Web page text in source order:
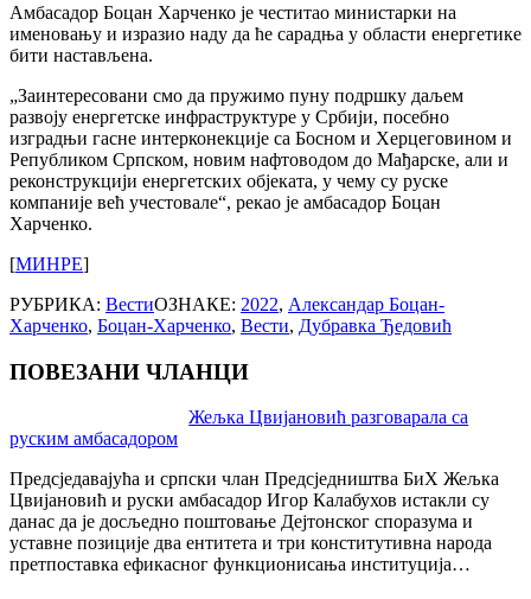
Амбасадор Боцан Харченко је честитао министарки на
именовању и изразио наду да ће сарадња у области енергетике
бити настављена.
„Заинтересовани смо да пружимо пуну подршку даљем
развоју енергетске инфраструктуре у Србији, посебно
изградњи гасне интерконекције са Босном и Херцеговином и
Републиком Српском, новим нафтоводом до Мађарске, али и
реконструкцији енергетских објеката, у чему су руске
компаније већ учестовале“, рекао је амбасадор Боцан
Харченко.
[МИНРЕ]
РУБРИКА: ВестиОЗНАКЕ: 2022, Александар Боцан-
Харченко, Боцан-Харченко, Вести, Дубравка Ђедовић
ПОВЕЗАНИ ЧЛАНЦИ
Жељка Цвијановић разговарала са
руским амбасадором
Предсједавајућа и српски члан Предсједништва БиХ Жељка
Цвијановић и руски амбасадор Игор Калабухов истакли су
данас да је досљедно поштовање Дејтонског споразума и
уставне позиције два ентитета и три конститутивна народа
претпоставка ефикасног функционисања институција…
navigation